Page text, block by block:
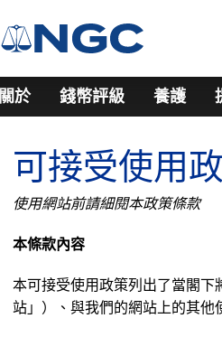
關於 錢幣評級 養護
可接受使用
使用網站前請細閱本政策條款
本條款內容
本可接受使用政策列出了當閣下
站」）、與我們的網站上的其他